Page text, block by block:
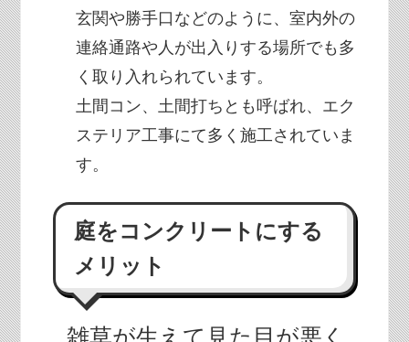
玄関や勝手口などのように、室内外の
連絡通路や人が出入りする場所でも多
く取り入れられています。
土間コン、土間打ちとも呼ばれ、エク
ステリア工事にて多く施工されていま
す。
庭をコンクリートにする
メリット
雑草が生えて見た目が悪く